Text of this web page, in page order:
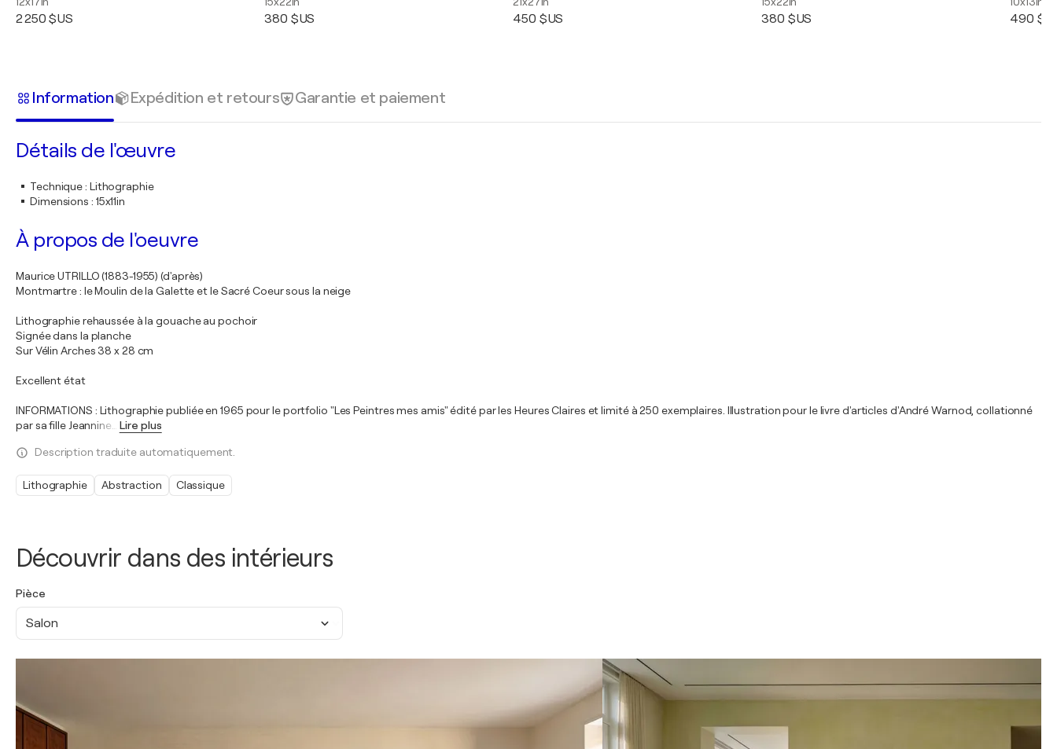
Découvrir dans des intérieurs
Pièce
Salon
2 250 $US 380 $US 450 $US 380 $US 490
Information Expédition et retours Garantie et paiement
Détails de l'œuvre
Technique: Lithographie
Dimensions : 15x11in
À propos de l'oeuvre
Maurice UTRILLO (1883-1955) (d'après)
Montmartre : le Moulin de la Galette et le Sacré Coeur sous la neige
Lithographie rehaussée à la gouache au pochoir
Signée dans la planche
Sur Vélin Arches 38 x 28 cm
Excellent état
INFORMATIONS : Lithographie publiée en 1965 pour le portfolio "Les Peintres mes amis" édité par les Heures Claires et limité à 250 exemplaires. Illustration pour le livre d'articles d'André Warnod, collationné
par sa fille Jeannine
Lire plus
Description traduite automatiquement.
Lithographie Abstraction Classique